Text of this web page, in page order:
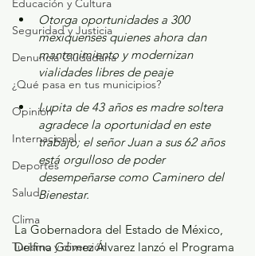
Educación y Cultura
Seguridad y Justicia
Denuncia Ciudadana
¿Qué pasa en tus municipios?
Opinión
Internacional
Deportes
Salud
Clima
Turismo y diversión
Otorga oportunidades a 300
mexiquenses quienes ahora dan
mantenimiento y modernizan
vialidades libres de peaje
Lupita de 43 años es madre soltera
agradece la oportunidad en este
trabajo; el señor Juan a sus 62 años
está orgulloso de poder
desempeñarse como Caminero del
Bienestar.
La Gobernadora del Estado de México,
Delfina Gómez Álvarez lanzó el Programa